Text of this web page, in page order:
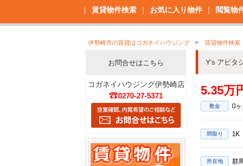
賃貸物件検索 お気に入り物件 閲覧物
伊勢崎市の賃貸はコガネイハウジング 賃貸物件検索
Y’s アビタ
5.35万
敷金 0ヶ
間取り 1K
所在地 群
お問合せはこちら
コガネイハウジング伊勢崎店
0270-27-5371